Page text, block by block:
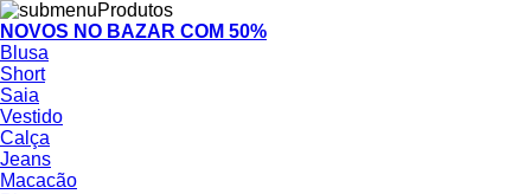
NOVOS NO BAZAR COM 50%
Blusa
Short
Saia
Vestido
Calça
Jeans
Macacão